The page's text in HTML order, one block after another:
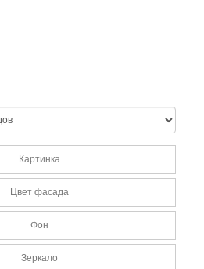
Картинка
Цвет фасада
Фон
Зеркало